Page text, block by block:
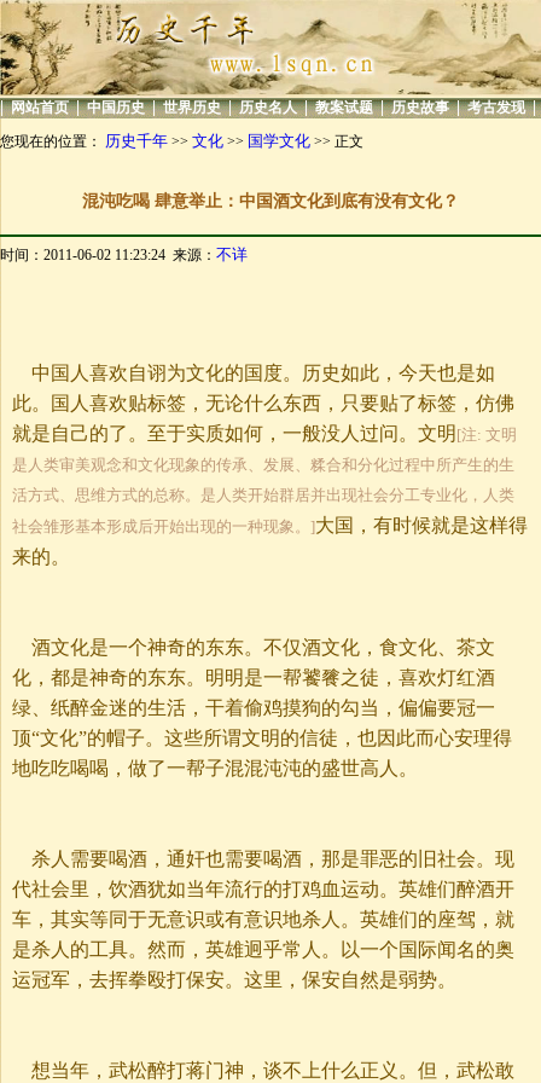
| 网站首页 | 中国历史 | 世界历史 | 历史名人 | 教案试题 | 历史故事 | 考古发现 |
您现在的位置： 历史千年 >> 文化 >> 国学文化 >> 正文
混沌吃喝 肆意举止：中国酒文化到底有没有文化？
时间：2011-06-02 11:23:24 来源： 不详
中国人喜欢自诩为文化的国度。历史如此，今天也是如
此。国人喜欢贴标签，无论什么东西，只要贴了标签，仿佛
就是自己的了。至于实质如何，一般没人过问。文明 [注: 文明
是人类审美观念和文化现象的传承、发展、糅合和分化过程中所产生的生
活方式、思维方式的总称。是人类开始群居并出现社会分工专业化，人类
社会雏形基本形成后开始出现的一种现象。]大国，有时候就是这样得
来的。
酒文化是一个神奇的东东。不仅酒文化，食文化、茶文
化，都是神奇的东东。明明是一帮饕餮之徒，喜欢灯红酒
绿、纸醉金迷的生活，干着偷鸡摸狗的勾当，偏偏要冠一
顶“文化”的帽子。这些所谓文明的信徒，也因此而心安理得
地吃吃喝喝，做了一帮子混混沌沌的盛世高人。
杀人需要喝酒，通奸也需要喝酒，那是罪恶的旧社会。现
代社会里，饮酒犹如当年流行的打鸡血运动。英雄们醉酒开
车，其实等同于无意识或有意识地杀人。英雄们的座驾，就
是杀人的工具。然而，英雄迥乎常人。以一个国际闻名的奥
运冠军，去挥拳殴打保安。这里，保安自然是弱势。
想当年，武松醉打蒋门神，谈不上什么正义。但，武松敢